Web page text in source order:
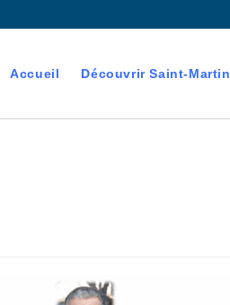
Accueil Découvrir Saint-Martin